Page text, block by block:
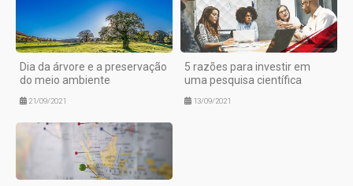
Dia da árvore e a preservação
do meio ambiente
21/09/2021
5 razões para investir em
uma pesquisa científica
13/09/2021